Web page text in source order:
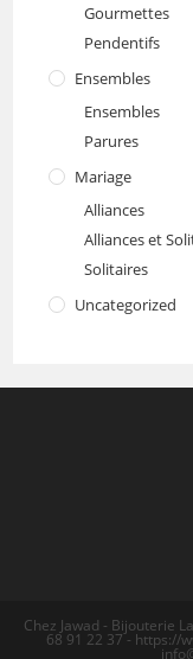
Gourmettes
Pendentifs
Ensembles
Ensembles
Parures
Mariage
Alliances
Alliances et
Solitaires
Uncategorized
Chez Jawad - Bijouterie
68 91 22 37 - https://